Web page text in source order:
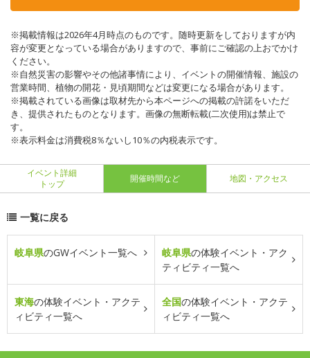
※掲載情報は2026年4月時点のものです。随時更新をしておりますが内
容が変更となっている場合がありますので、事前にご確認の上おでかけ
ください。
※自然災害の影響やその他諸事情により、イベントの開催情報、施設の
営業時間、植物の開花・見頃期間などは変更になる場合があります。
※掲載されている画像は取材先から本ページへの掲載の許諾をいただ
き、提供されたものとなります。画像の無断転載(二次使用)は禁止で
す。
※表示料金は消費税8％ないし10％の内税表示です。
イベント詳細
トップ
開催時間など 地図・アクセス
一覧に戻る
岐阜県のGWイベント一覧へ 岐阜県の体験イベント・アク
ティビティ一覧へ
東海の体験イベント・アクテ
ィビティ一覧へ
全国の体験イベント・アクテ
ィビティ一覧へ